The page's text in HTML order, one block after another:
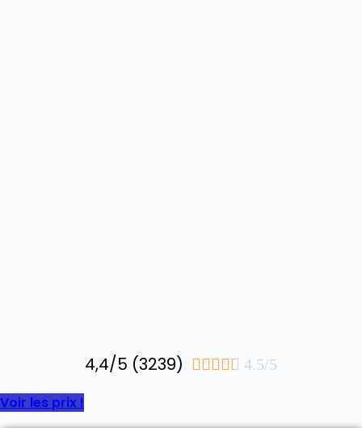
4,4/5 (3239)  4.5/5
Voir les prix !